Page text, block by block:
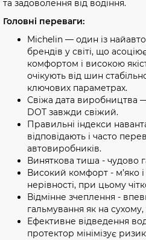
та задоволення від водіння.
Головні переваги:
Michelin — один із
брендів у світі, що
комфортом і високою
очікують від шин
ключових параметрах.
Свіжа дата виробництва —
DOT завжди свіжий.
Правильні індекси
відповідають і часто
автовиробників.
Виняткова тиша - чудово
Високий комфорт - м’яко
нерівності, при цьому
Відмінне зчеплення -
гальмування як на
Ефективне відведення
протектор мінімізує